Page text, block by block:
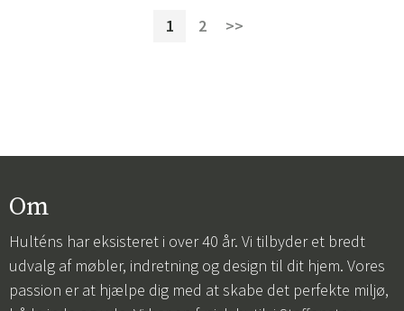
1 2 >>
Om
Hulténs har eksisteret i over 40 år. Vi tilbyder et bredt
udvalg af møbler, indretning og design til dit hjem. Vores
passion er at hjælpe dig med at skabe det perfekte miljø,